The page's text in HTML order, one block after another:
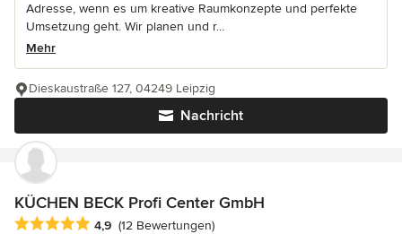
Adresse, wenn es um kreative Raumkonzepte und perfekte
Umsetzung geht. Wir planen und r...
Mehr
Nachricht
Dieskaustraße 127, 04249 Leipzig
KÜCHEN BECK Profi Center GmbH
Durchschnittliche Bewertung: 4.9 von 5 Sternen
4,9 (12 Bewertungen)